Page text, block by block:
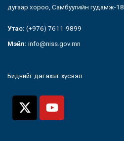
дугаар хороо, Самбуугийн гудамж-18.
Утас: (+976) 7611-9899
Мэйл: info@niss.gov.mn
Биднийг дагахыг хүсвэл